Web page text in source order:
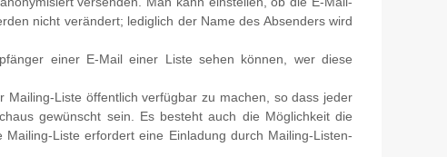
nicht verändert; lediglich der Name des Absenders wird
einer E-Mail einer Liste sehen können, wer diese
Liste öffentlich verfügbar zu machen, so dass jeder
gewünscht sein. Es besteht auch die Möglichkeit die
Liste erfordert eine Einladung durch Mailing-Listen-